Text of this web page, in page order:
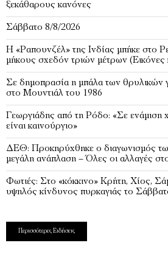
ξεκάθαρους κανόνες
Σάββατο 8/8/2026
Η «Ραπουνζέλ» της Ινδίας μπήκε στο
μήκους σχεδόν τριών μέτρων (Εικόνες
Σε δημοπρασία η μπάλα των θρυλικών
στο Μουντιάλ του 1986
Γεωργιάδης από τη Ρόδο: «Σε ενάμιση
είναι καινούργιο»
ΔΕΘ: Προκηρύχθηκε ο διαγωνισμός
μεγάλη ανάπλαση – Όλες οι αλλαγές
Φωτιές: Στο «κόκκινο» Κρήτη, Χίος,
υψηλός κίνδυνος πυρκαγιάς το
Περισσότερες Ειδήσεις